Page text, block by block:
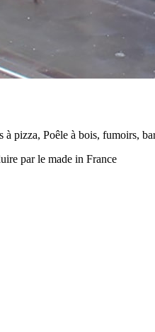
pizza, Poêle à bois, fumoirs,
par le made in France